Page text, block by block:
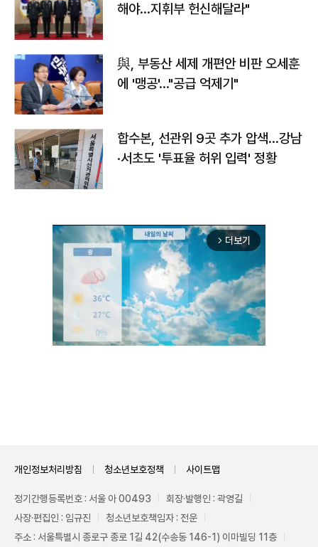
해야…지휘부 헌신해달라"
與, 부동산 세제 개편안 비판 오세훈
에 '맹공'…"공급 억제기"
합수본, 선관위 9곳 추가 압색…강남
·서초도 '투표율 허위 입력' 정황
arrow_forward_ios 더보기
개인정보처리방침 청소년보호정책 사이트맵
정기간행등록번호 : 서울 아 00493
회장·발행인 : 곽영길
사장·편집인 : 임규진
청소년보호책임자 : 전운
주소 : 서울특별시 종로구 종로 1길 42(수송동 146-1) 이마빌딩 11층